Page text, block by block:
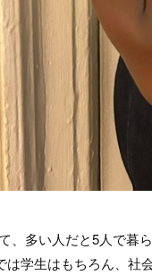
、多い人だと5人で暮
学生はもちろん、社